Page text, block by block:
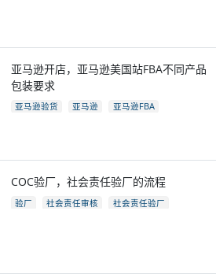
亚马逊开店，亚马逊美国站FBA不同产品
包装要求
亚马逊验货 亚马逊
亚马逊FBA
COC验厂，社会责任验厂的流程
验厂 社会责任审核
社会责任验厂